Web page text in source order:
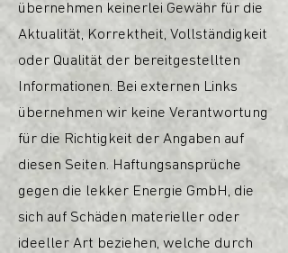
übernehmen keinerlei Gewähr für die
Aktualität, Korrektheit, Vollständigkeit
oder Qualität der bereitgestellten
Informationen. Bei externen Links
übernehmen wir keine Verantwortung
für die Richtigkeit der Angaben auf
diesen Seiten. Haftungsansprüche
gegen die lekker Energie GmbH, die
sich auf Schäden materieller oder
ideeller Art beziehen, welche durch